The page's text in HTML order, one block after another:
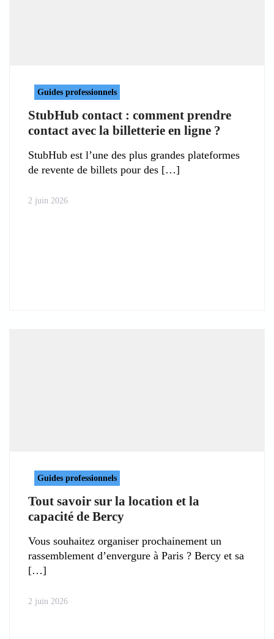
Guides professionnels
StubHub contact : comment prendre
contact avec la billetterie en ligne ?
StubHub est l’une des plus grandes plateformes
de revente de billets pour des
2 juin 2026
Guides professionnels
Tout savoir sur la location et la
capacité de Bercy
Vous souhaitez organiser prochainement un
rassemblement d’envergure à Paris ? Bercy et sa
2 juin 2026